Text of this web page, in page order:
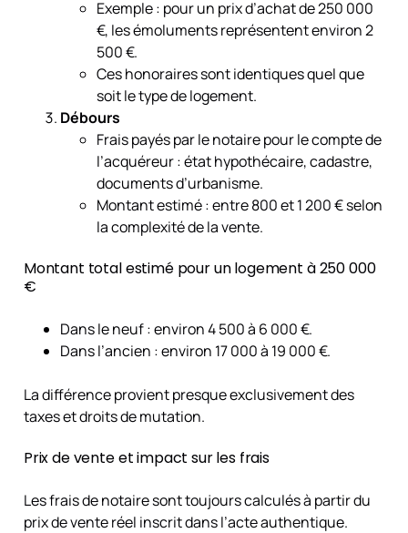
Exemple : pour un prix d’achat de 250 000
€, les émoluments représentent environ 2
500 €.
Ces honoraires sont identiques quel que
soit le type de logement.
Débours
Frais payés par le notaire pour le compte de
l’acquéreur : état hypothécaire, cadastre,
documents d’urbanisme.
Montant estimé : entre 800 et 1 200 € selon
la complexité de la vente.
Montant total estimé pour un logement à 250 000
€
Dans le neuf : environ 4 500 à 6 000 €.
Dans l’ancien : environ 17 000 à 19 000 €.
La différence provient presque exclusivement des
taxes et droits de mutation.
Prix de vente et impact sur les frais
Les frais de notaire sont toujours calculés à partir du
prix de vente réel inscrit dans l’acte authentique.